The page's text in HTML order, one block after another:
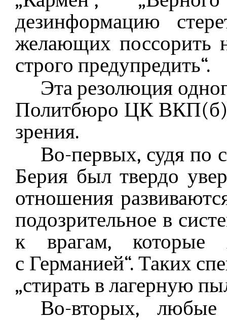
дезинформацию
желающих поссорить
строго предупредить“.
Эта резолюция
Политбюро ЦК ВКП(б)
зрения.
Во-первых, судя по
Берия был твердо
отношения
подозрительное в
к врагам, которые
с Германией“. Таких
„стирать в лагерную
Во-вторых, любые